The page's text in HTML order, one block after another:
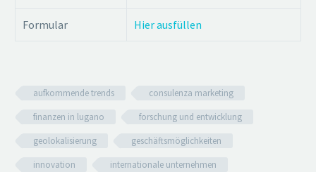
Formular Hier ausfüllen
aufkommende trends
consulenza marketing
finanzen in lugano
forschung und entwicklung
geolokalisierung
geschäftsmöglichkeiten
innovation
internationale unternehmen